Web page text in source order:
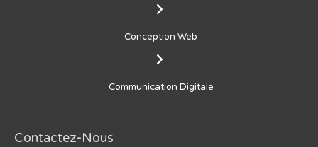
Conception Web
Communication Digitale
Contactez-Nous